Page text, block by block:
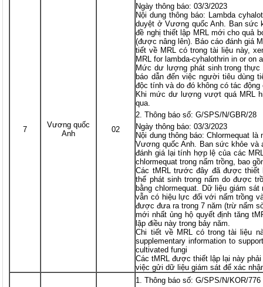
7
Vương quốc
Anh
02
Ngày thông báo: 03/3/2023
Nội dung thông báo: Lambda
duyệt ở Vương quốc Anh. Ban sức
đề nghị thiết lập MRL mới cho quả
(được nâng lên). Báo cáo đánh giá
tiết về MRL có trong tài liệu này,
MRL for lambda-cyhalothrin in or on
Mức dư lượng phát sinh trong
báo dẫn đến việc người tiêu dùng
độc tính và do đó không có tác
Khi mức dư lượng vượt quá MRL
qua.
Thông báo số: G/SPS/N/GBR/28
Ngày thông báo: 03/3/2023
Nội dung thông báo: Chlormequat
Vương quốc Anh. Ban sức khỏe và
đánh giá lại tính hợp lệ của các
chlormequat trong nấm trồng, bao
Các tMRL trước đây đã được
thể phát sinh trong nấm do được
bằng chlormequat. Dữ liệu giám
vẫn có hiệu lực đối với nấm trồng
được đưa ra trong 7 năm (trừ nấm
mới nhất ủng hộ quyết định tăng
lập điều này trong bảy năm.
Chi tiết về MRL có trong tài liệu
supplementary information to
cultivated fungi
Các tMRL được thiết lập lại này
việc gửi dữ liệu giám sát để xác
Thông báo số: G/SPS/N/KOR/776